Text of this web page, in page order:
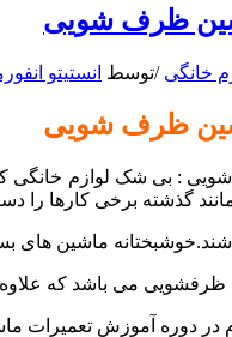
ظرف شویی
خانگی /توسط انستیتو
ظرف شویی
: بی شک لوازم خانگی که
گذشته برخی کارها را
ماشین های
ظرفشویی می باشد که
نام در دوره آموزش